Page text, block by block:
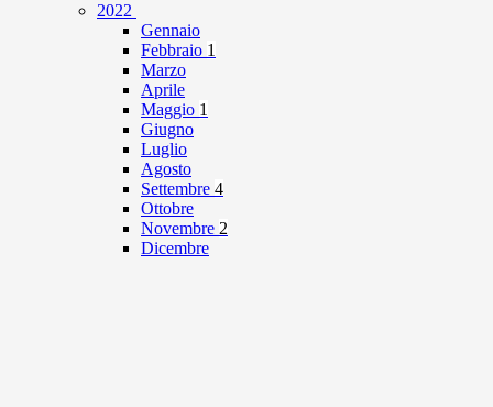
2022
Gennaio
Febbraio 1
Marzo
Aprile
Maggio 1
Giugno
Luglio
Agosto
Settembre 4
Ottobre
Novembre 2
Dicembre